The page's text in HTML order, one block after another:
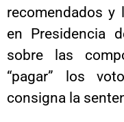
recomendados y
en Presidencia
sobre las
“pagar” los
consigna la